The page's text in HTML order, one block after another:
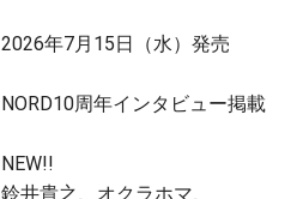
2026年7月15日（水）発売
NORD10周年インタビュー掲載
NEW!!
鈴井貴之、オクラホマ、